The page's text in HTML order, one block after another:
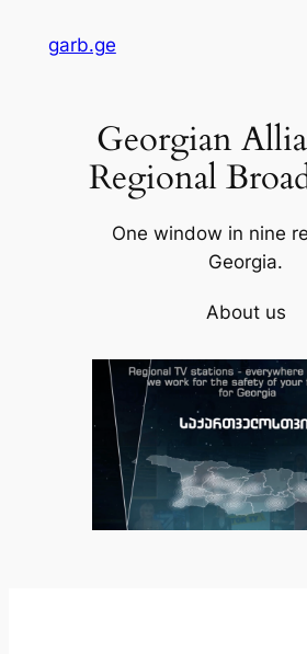
garb.ge
Georgian
Regional
One window in nine
Georgia.
About us